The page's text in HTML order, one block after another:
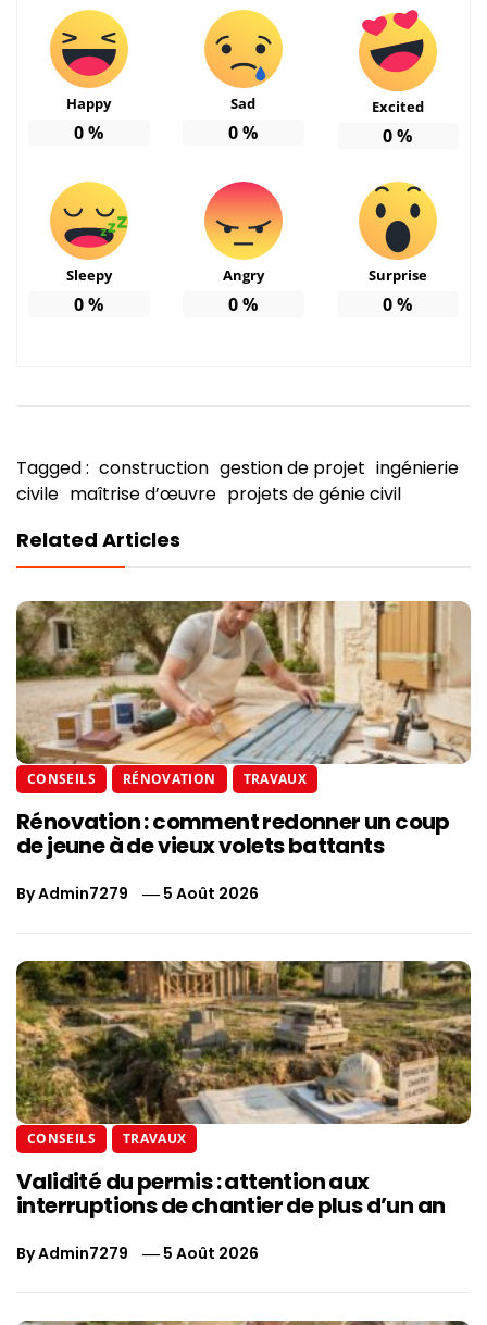
Happy
0%
Sad
0%
Excited
0%
Sleepy
0%
Angry
0%
Surprise
0%
Tagged : construction gestion de projet ingénierie
civile maîtrise d’œuvre projets de génie civil
Related Articles
CONSEILS RÉNOVATION TRAVAUX
Rénovation : comment redonner un coup
de jeune à de vieux volets battants
ByAdmin7279 5 Août 2026
CONSEILS TRAVAUX
Validité du permis : attention aux
interruptions de chantier de plus d’un an
ByAdmin7279 5 Août 2026